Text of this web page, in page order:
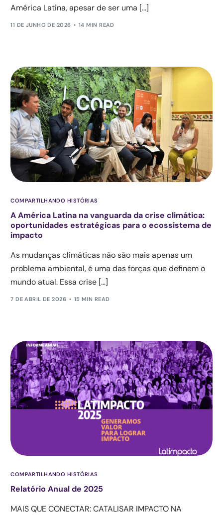
América Latina, apesar de ser uma […]
11 DE JUNHO DE 2026 14 MIN READ
COMPARTILHANDO HISTÓRIAS
A América Latina na vanguarda da crise climática:
oportunidades estratégicas para o ecossistema de
impacto
As mudanças climáticas não são mais apenas um
problema ambiental, é uma das forças que definem o
mundo atual. Essa crise […]
7 DE ABRIL DE 2026 15 MIN READ
COMPARTILHANDO HISTÓRIAS
Relatório Anual de 2025
MAIS QUE CONECTAR: CATALISAR IMPACTO NA